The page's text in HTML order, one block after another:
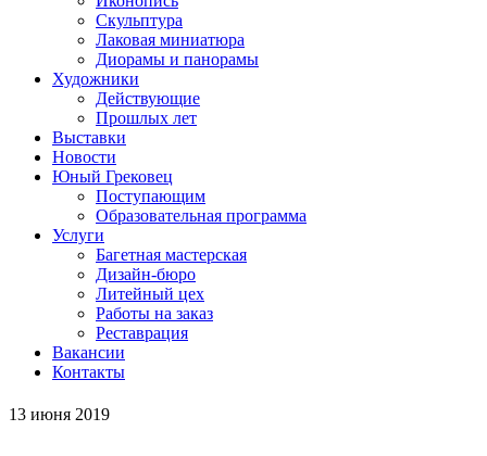
Скульптура
Лаковая миниатюра
Диорамы и панорамы
Художники
Действующие
Прошлых лет
Выставки
Новости
Юный Грековец
Поступающим
Образовательная программа
Услуги
Багетная мастерская
Дизайн-бюро
Литейный цех
Работы на заказ
Реставрация
Вакансии
Контакты
13 июня 2019